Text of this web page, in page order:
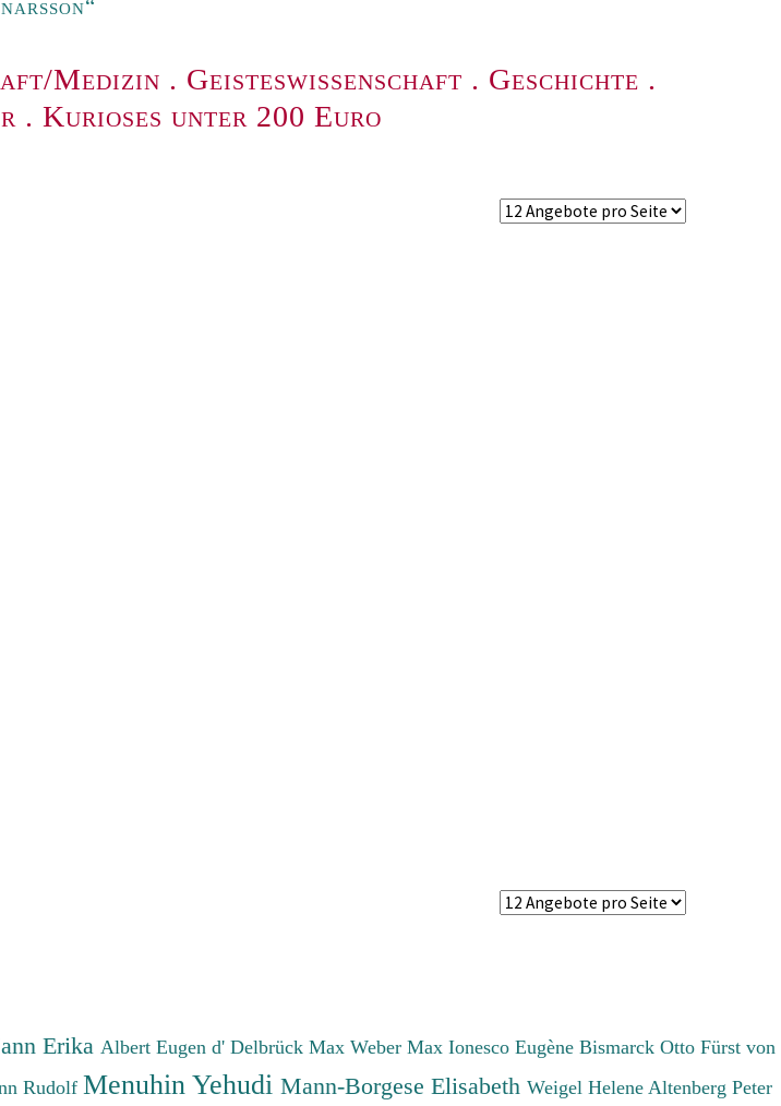
Medizin . Geisteswissenschaft . Geschichte .
. Kurioses unter 200 Euro
Erika Albert Eugen d'Delbrück MaxWeber MaxIonesco EugèneBismarck Otto Fürst von
Rudolf Menuhin Yehudi Mann-Borgese Elisabeth Weigel Helene Altenberg Peter